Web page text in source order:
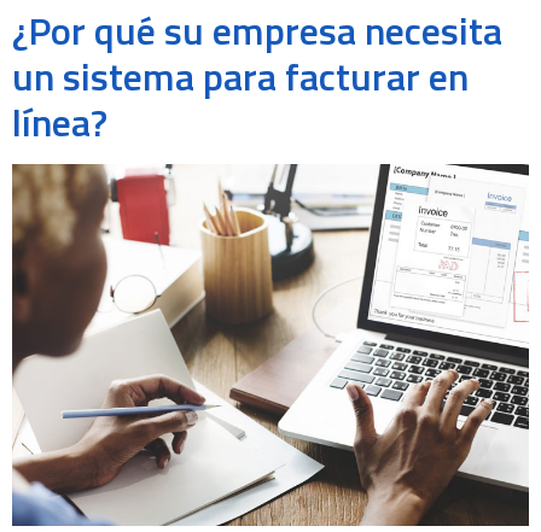
¿Por qué su empresa necesita
un sistema para facturar en
línea?